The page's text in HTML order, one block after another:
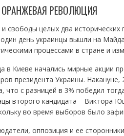
РЕВОЛЮЦИЯ
свободы целых два
один день украинцы вышли на
процессами в стране и
в Киеве начались мирные акции
президента Украины.
что с разницей в 3% победил
второго кандидата – Виктора
во время выборов было
оппозиция и ее